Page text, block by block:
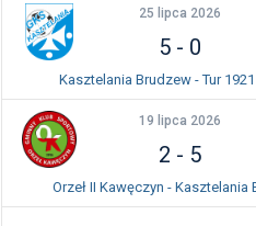
25 lipca 2026
5 - 0
Kasztelania Brudzew - Tur 1921
19 lipca 2026
2 - 5
Orzeł II Kawęczyn - Kasztelania